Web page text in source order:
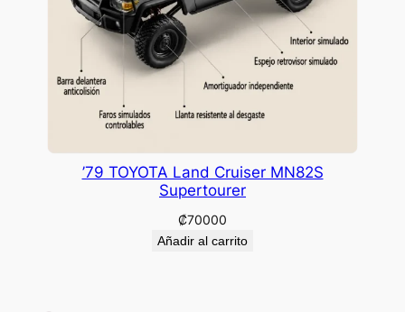
’79 TOYOTA Land Cruiser MN82S
Supertourer
₡70000
Añadir al carrito